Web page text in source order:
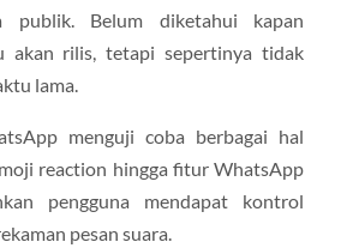
publik. Belum diketahui kapan
akan rilis, tetapi sepertinya tidak
lama.
menguji coba berbagai hal
reaction hingga fitur WhatsApp
pengguna mendapat kontrol
pesan suara.